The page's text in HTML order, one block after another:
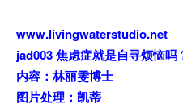
www.livingwaterstudio.net
jad003 焦虑症就是自寻烦恼吗
内容：林丽雯博士
图片处理：凯蒂